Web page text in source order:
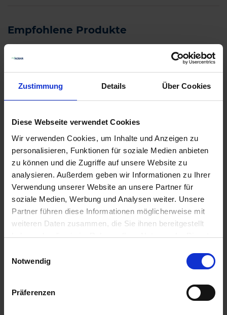
Zustimmung Details Über Cookies
Diese Webseite verwendet Cookies
Wir verwenden Cookies, um Inhalte und Anzeigen zu
personalisieren, Funktionen für soziale Medien anbieten
zu können und die Zugriffe auf unsere Website zu
analysieren. Außerdem geben wir Informationen zu Ihrer
Verwendung unserer Website an unsere Partner für
soziale Medien, Werbung und Analysen weiter. Unsere
Partner führen diese Informationen möglicherweise mit
weiteren Daten zusammen, die Sie ihnen bereitgestellt
haben oder die sie im Rahmen Ihrer Nutzung der Dienste
Notwendig
Präferenzen
Empfohlene Produkte
Pflanzenbau ABC
Herbst myAGRAR
zzgl. MwSt.
6,30 € / St
IN DEN
Axial 50
zzgl. MwSt.
40,82 € / l